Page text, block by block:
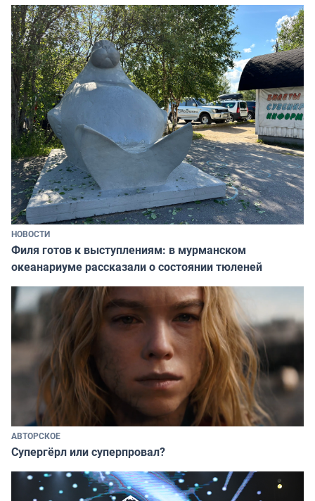
НОВОСТИ
Филя готов к выступлениям: в мурманском
океанариуме рассказали о состоянии тюленей
АВТОРСКОЕ
Супергёрл или суперпровал?